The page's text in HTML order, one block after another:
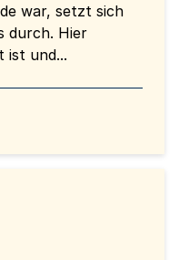
war, setzt sich
durch. Hier
ist und...